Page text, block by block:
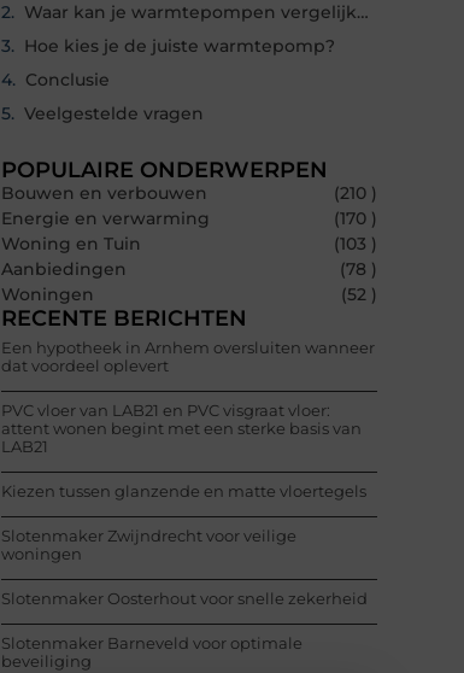
Waar kan je warmtepompen vergelijken en kopen?
Hoe kies je de juiste warmtepomp?
Conclusie
Veelgestelde vragen
POPULAIRE ONDERWERPEN
Bouwen en verbouwen
(210 )
Energie en verwarming
(170 )
Woning en Tuin
(103 )
Aanbiedingen
(78 )
Woningen
(52 )
RECENTE BERICHTEN
Een hypotheek in Arnhem oversluiten wanneer
dat voordeel oplevert
PVC vloer van LAB21 en PVC visgraat vloer:
attent wonen begint met een sterke basis van
LAB21
Kiezen tussen glanzende en matte vloertegels
Slotenmaker Zwijndrecht voor veilige
woningen
Slotenmaker Oosterhout voor snelle zekerheid
Slotenmaker Barneveld voor optimale
beveiliging